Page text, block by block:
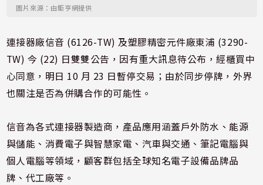
圖片來源：由鉅亨網提供
連接器廠信音 (6126-TW) 及塑膠精密元件廠東浦 (3290-
TW) 今 (22) 日雙雙公告，因有重大訊息待公布，經櫃買中
心同意，明日 10 月 23 日暫停交易；由於同步停牌，外界
也關注是否為併購合作的可能性。
信音為各式連接器製造商，產品應用涵蓋戶外防水、能源
與儲能、消費電子與智慧家電、汽車與交通、筆記電腦與
個人電腦等領域，顧客群包括全球知名電子設備品牌品
牌、代工廠等。